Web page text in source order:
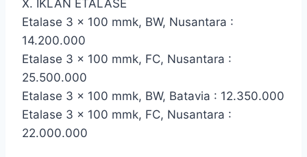
X. IKLAN ETALASE
Etalase 3 x 100 mmk, BW, Nusantara :
14.200.000
Etalase 3 x 100 mmk, FC, Nusantara :
25.500.000
Etalase 3 x 100 mmk, BW, Batavia : 12.350.000
Etalase 3 x 100 mmk, FC, Nusantara :
22.000.000